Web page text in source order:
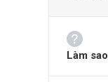
Đánh giá
Làm